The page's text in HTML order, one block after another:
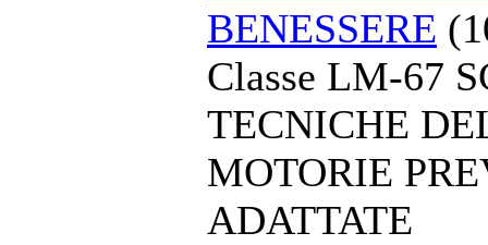
BENESSERE
Classe LM-67
TECNICHE
MOTORIE
ADATTATE